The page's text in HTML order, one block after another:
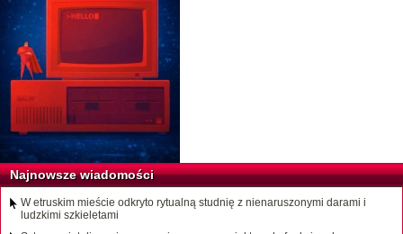
Najnowsze wiadomości
W etruskim mieście odkryto rytualną studnię z nienaruszonymi darami i
ludzkimi szkieletami